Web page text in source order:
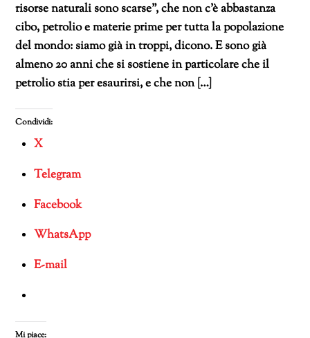
risorse naturali sono scarse”, che non c’è abbastanza
cibo, petrolio e materie prime per tutta la popolazione
del mondo: siamo già in troppi, dicono. E sono già
almeno 20 anni che si sostiene in particolare che il
petrolio stia per esaurirsi, e che non […]
Condividi:
X
Telegram
Facebook
WhatsApp
E-mail